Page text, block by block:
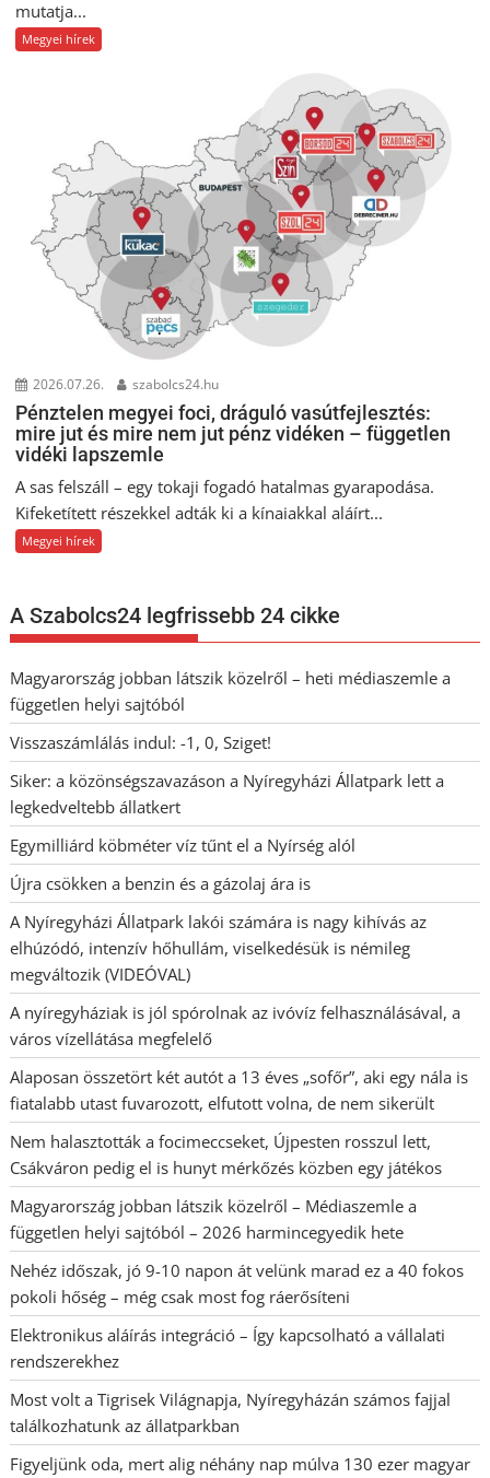
mutatja...
Megyei hírek
2026.07.26. szabolcs24.hu
Pénztelen megyei foci, dráguló vasútfejlesztés:
mire jut és mire nem jut pénz vidéken – független
vidéki lapszemle
A sas felszáll – egy tokaji fogadó hatalmas gyarapodása.
Kifeketített részekkel adták ki a kínaiakkal aláírt...
Megyei hírek
A Szabolcs24 legfrissebb 24 cikke
Magyarország jobban látszik közelről – heti médiaszemle a
független helyi sajtóból
Visszaszámlálás indul: -1, 0, Sziget!
Siker: a közönségszavazáson a Nyíregyházi Állatpark lett a
legkedveltebb állatkert
Egymilliárd köbméter víz tűnt el a Nyírség alól
Újra csökken a benzin és a gázolaj ára is
A Nyíregyházi Állatpark lakói számára is nagy kihívás az
elhúzódó, intenzív hőhullám, viselkedésük is némileg
megváltozik (VIDEÓVAL)
A nyíregyháziak is jól spórolnak az ivóvíz felhasználásával, a
város vízellátása megfelelő
Alaposan összetört két autót a 13 éves „sofőr”, aki egy nála is
fiatalabb utast fuvarozott, elfutott volna, de nem sikerült
Nem halasztották a focimeccseket, Újpesten rosszul lett,
Csákváron pedig el is hunyt mérkőzés közben egy játékos
Magyarország jobban látszik közelről – Médiaszemle a
független helyi sajtóból – 2026 harmincegyedik hete
Nehéz időszak, jó 9-10 napon át velünk marad ez a 40 fokos
pokoli hőség – még csak most fog ráerősíteni
Elektronikus aláírás integráció – Így kapcsolható a vállalati
rendszerekhez
Most volt a Tigrisek Világnapja, Nyíregyházán számos fajjal
találkozhatunk az állatparkban
Figyeljünk oda, mert alig néhány nap múlva 130 ezer magyar